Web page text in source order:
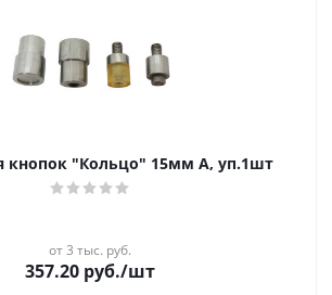
кнопок "Кольцо" 15мм А, уп.1шт
от 3 тыс. руб.
357.20 руб./шт